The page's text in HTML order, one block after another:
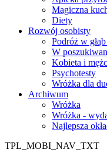
Magiczna
Diety
Rozwój osobisty
Podróż w
W
Kobieta i
Psychotesty
Wróżka dla
Archiwum
Wróżka
Wróżka -
Najlepsza
TPL_MOBI_NAV_TXT